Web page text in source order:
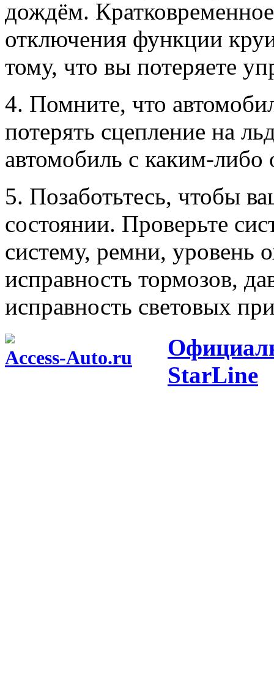
дождём.
отключения функции
тому, что вы потеряете
4. Помните, что
потерять сцепление на
автомобиль с каким-
5. Позаботьтесь, чтобы
состоянии. Проверьте
систему, ремни,
исправность тормозов,
исправность световых
Access-Auto.ru
StarLine